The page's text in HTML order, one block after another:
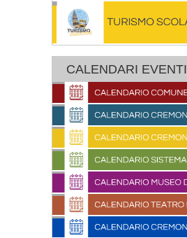
CALENDARI EVENTI